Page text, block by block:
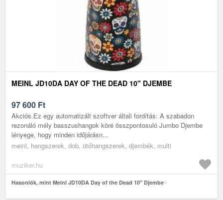
MEINL JD10DA DAY OF THE DEAD 10" DJEMBE
97 600 Ft
Akciós.Ez egy automatizált szoftver általi fordítás: A szabadon
rezonáló mély basszushangok köré összpontosuló Jumbo Djembe
lényege, hogy minden időjárásn...
meinl, hangszerek, dob, ütőhangszerek, djembék, multi
muziker.hu
Hasonlók, mint Meinl JD10DA Day of the Dead 10" Djembe